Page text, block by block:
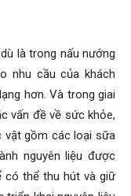
là trong nấu nướng
nhu cầu của khách
hơn. Và trong giai
vấn đề về sức khỏe,
vật gồm các loại sữa
nguyên liệu được
có thể thu hút và giữ